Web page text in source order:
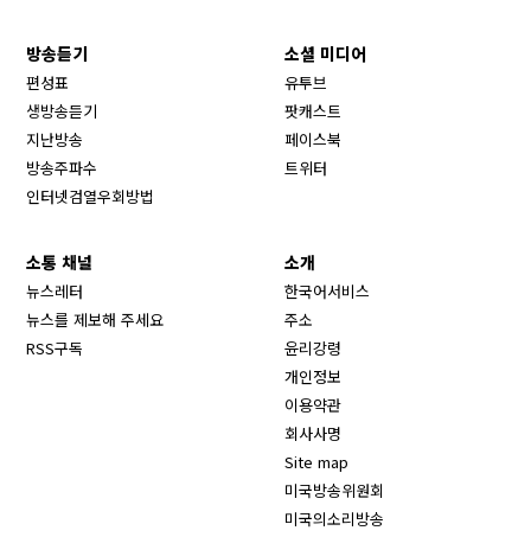
방송듣기
편성표
생방송듣기
지난방송
방송주파수
인터넷검열우회방법
소셜 미디어
유투브
팟캐스트
페이스북
트위터
소통 채널
뉴스레터
뉴스를 제보해 주세요
RSS구독
소개
한국어서비스
주소
윤리강령
개인정보
이용약관
회사사명
Site map
미국방송위원회
미국의소리방송